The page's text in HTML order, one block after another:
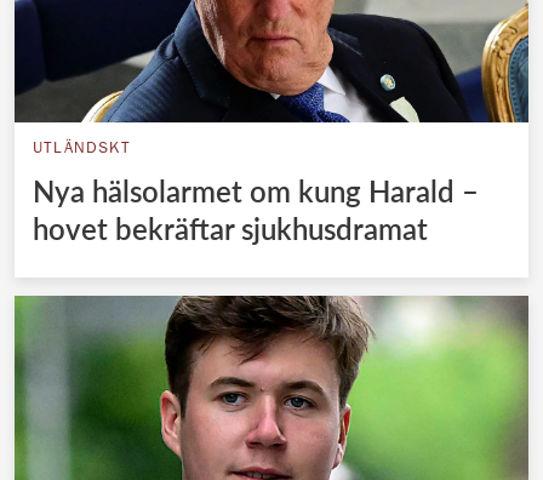
UTLÄNDSKT
Nya hälsolarmet om kung Harald –
hovet bekräftar sjukhusdramat